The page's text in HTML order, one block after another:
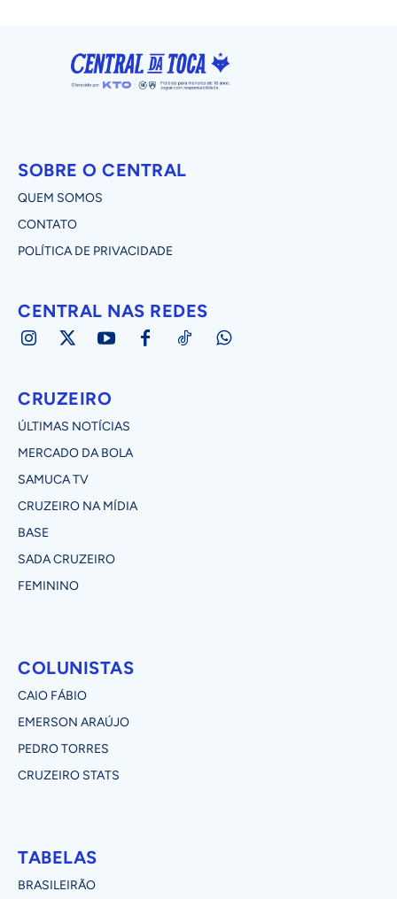
SOBRE O CENTRAL
QUEM SOMOS
CONTATO
POLÍTICA DE PRIVACIDADE
CENTRAL NAS REDES
CRUZEIRO
ÚLTIMAS NOTÍCIAS
MERCADO DA BOLA
SAMUCA TV
CRUZEIRO NA MÍDIA
BASE
SADA CRUZEIRO
FEMININO
COLUNISTAS
CAIO FÁBIO
EMERSON ARAÚJO
PEDRO TORRES
CRUZEIRO STATS
TABELAS
BRASILEIRÃO